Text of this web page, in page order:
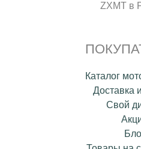
ZXMT в
Каталог
Доставка
Свой